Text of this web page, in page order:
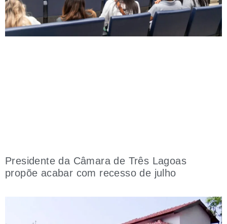
Presidente da Câmara de Três Lagoas
propõe acabar com recesso de julho